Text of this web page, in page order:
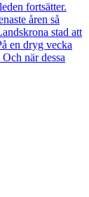
fortsätter.
åren så
stad att
en dryg vecka
när dessa